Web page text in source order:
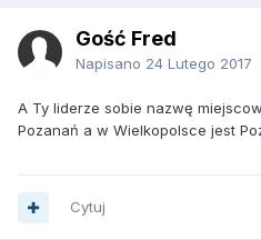
Gość Fred
Napisano 24 Lutego 2017
A Ty liderze sobie nazwę
Pozanań a w Wielkopolsce jest
Cytuj